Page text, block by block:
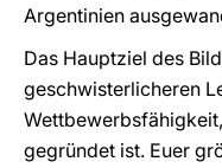
Argentinien
Das Hauptziel des
geschwisterlicheren
gegründet ist. Euer